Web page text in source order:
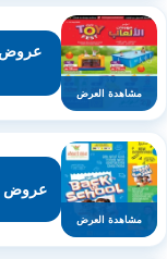
مشاهدة العرض
عروض
مشاهدة العرض
عروض